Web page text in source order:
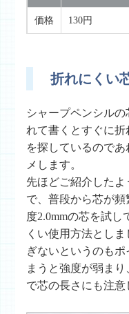
価格 130円
折れにくい
シャープペンシル
れて書くとすぐに
を探しているので
メします。
先ほどご紹介したよ
で、普段から芯が
度2.0mmの芯を試
くい使用方法とし
ぎないというのも
まうと強度が弱ま
で芯の長さにも注意